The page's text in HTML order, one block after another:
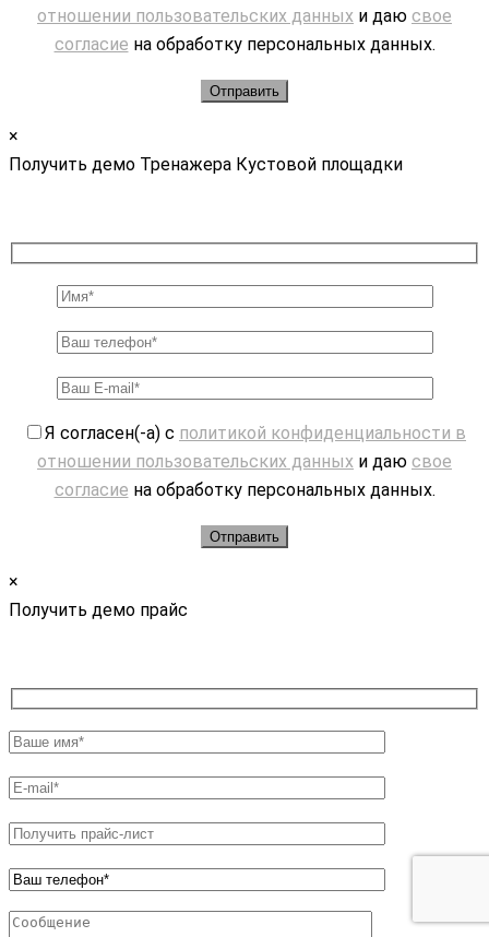
отношении пользовательских данных и даю свое
согласие на обработку персональных данных.
×
Получить демо Тренажера Кустовой площадки
Я согласен(-а) с политикой конфиденциальности в
отношении пользовательских данных и даю свое
согласие на обработку персональных данных.
×
Получить демо прайс